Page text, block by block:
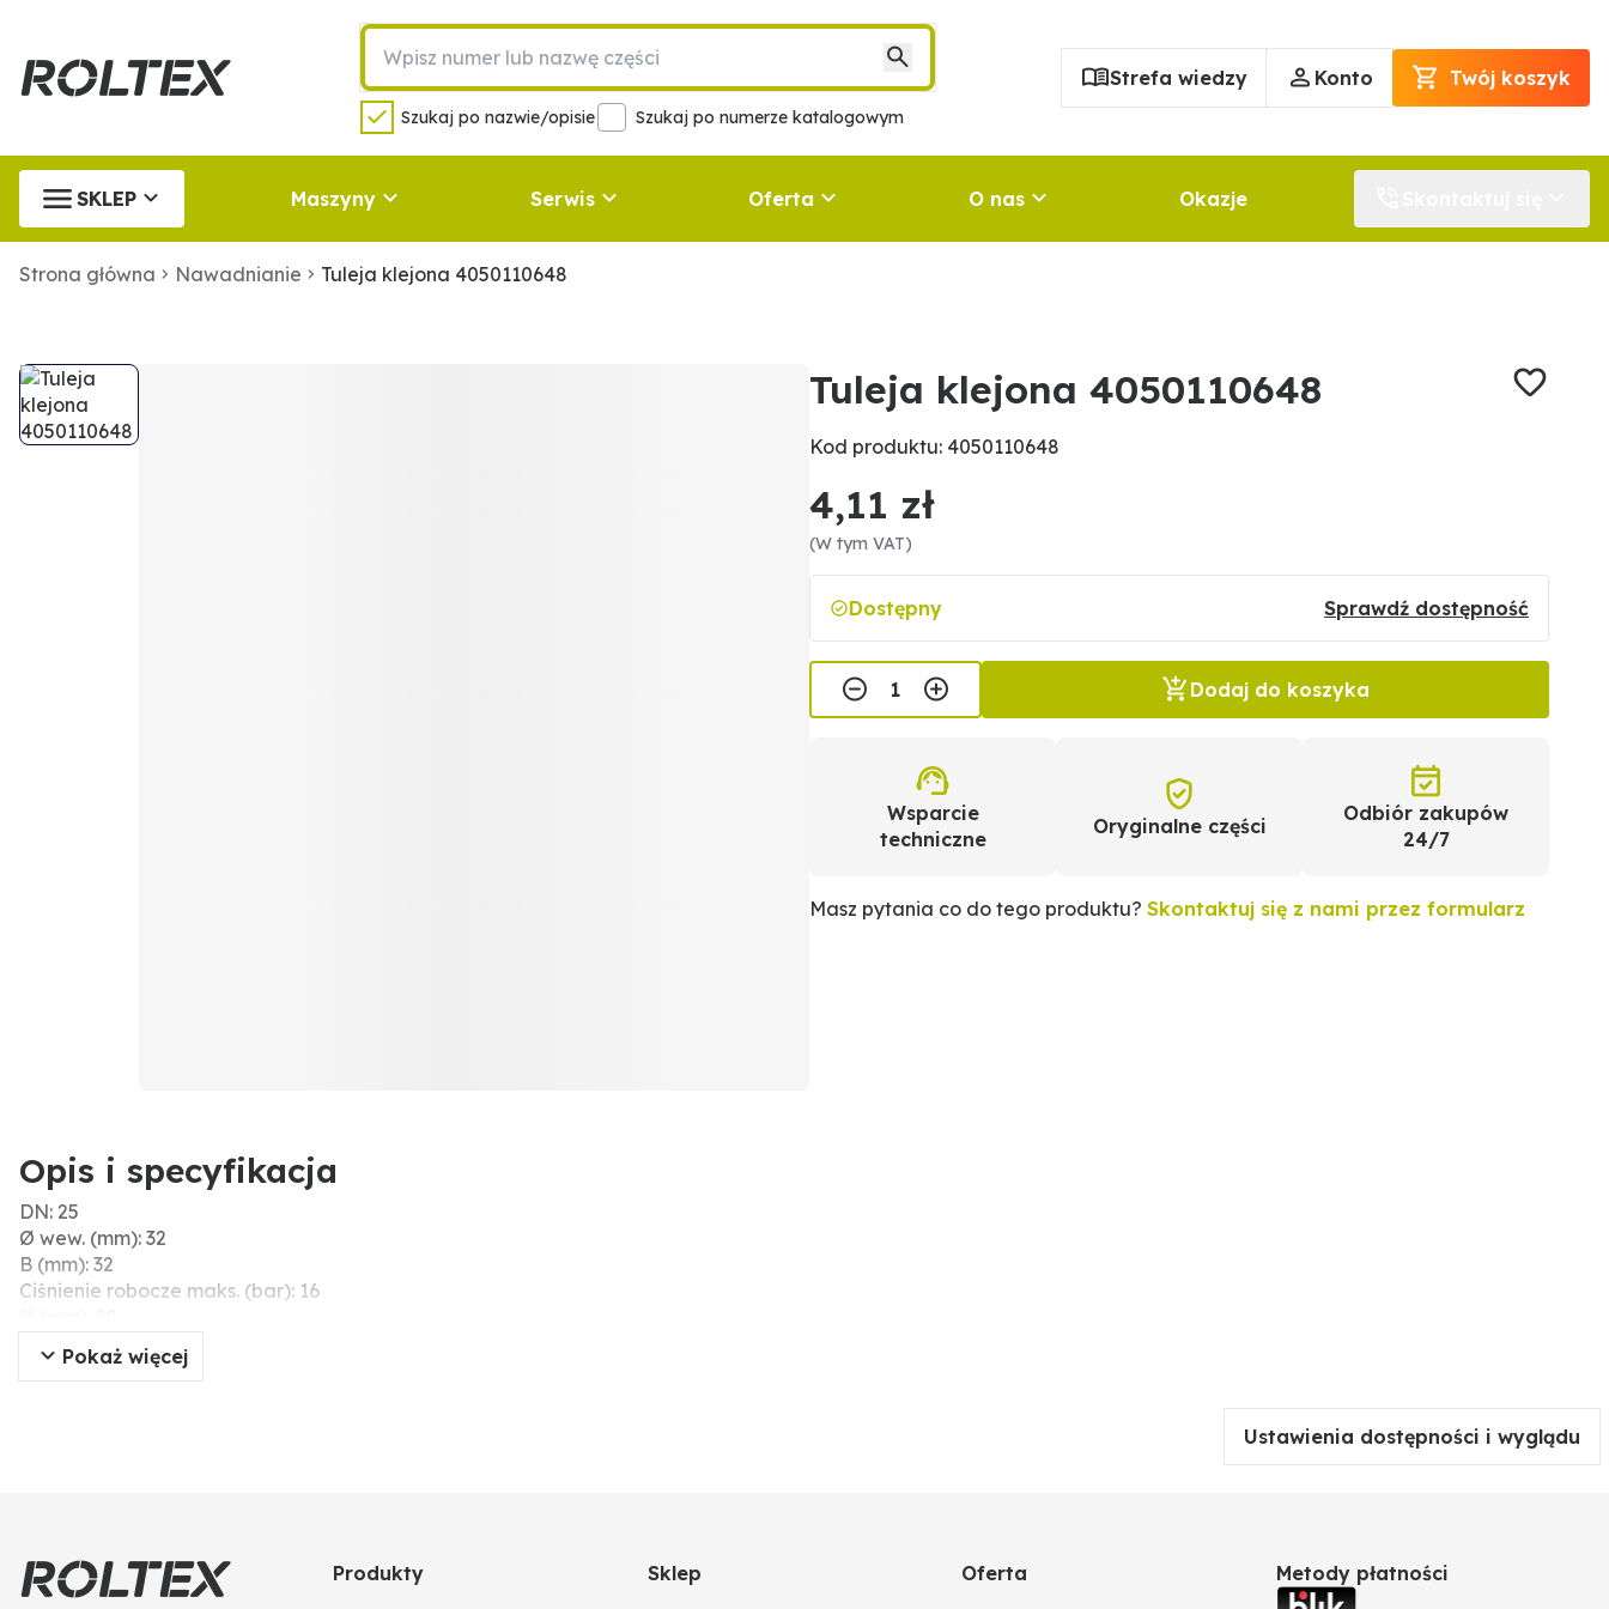
Szukaj po nazwie/opisie Szukaj po numerze katalogowym
Strefa wiedzy Konto Twój koszyk
SKLEP Maszyny Serwis Oferta O nas Okazje
Strona główna Nawadnianie Tuleja klejona 4050110648
Tuleja klejona 4050110648
Kod produktu: 4050110648
4,11 zł
(W tym VAT)
Dostępny Sprawdź dostępność
Dodaj do koszyka
Wsparcie
techniczne
Oryginalne części
Odbiór zakupów
24/7
Masz pytania co do tego produktu? Skontaktuj się z nami przez formularz
Opis i specyfikacja
DN: 25
Ø wew. (mm): 32
B (mm): 32
Ciśnienie robocze maks. (bar): 16
C (mm): 3
A (mm): 32
Pokaż więcej
Ustawienia dostępności i wyglądu
Produkty Sklep Oferta Metody płatności